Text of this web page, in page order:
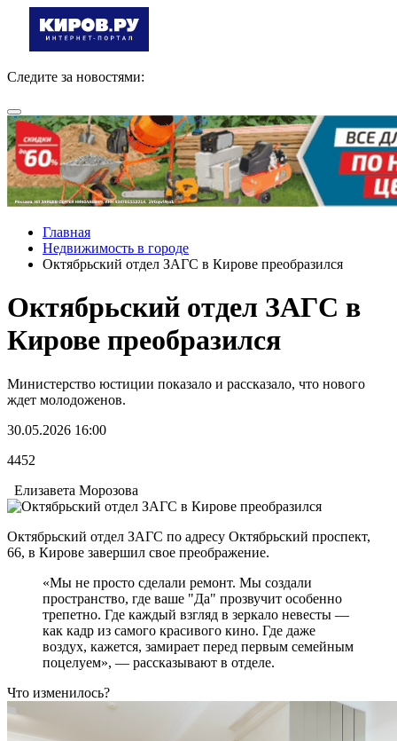
Следите за новостями:
Главная
Недвижимость в городе
Октябрьский отдел ЗАГС в Кирове преобразился
Октябрьский отдел ЗАГС в
Кирове преобразился
Министерство юстиции показало и рассказало, что нового
ждет молодоженов.
30.05.2026 16:00
4452
Елизавета Морозова
Октябрьский отдел ЗАГС по адресу Октябрьский проспект,
66, в Кирове завершил свое преображение.
«Мы не просто сделали ремонт. Мы создали
пространство, где ваше "Да" прозвучит особенно
трепетно. Где каждый взгляд в зеркало невесты —
как кадр из самого красивого кино. Где даже
воздух, кажется, замирает перед первым семейным
поцелуем», — рассказывают в отделе.
Что изменилось?